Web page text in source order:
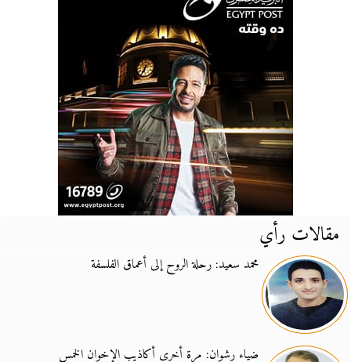
مقالات رأي
محمد سعيد: رحلة الروح إلى أعماق الفلسفة
ضياء رشوان: مرة أخرى أكاذيب الإخوان الخمس